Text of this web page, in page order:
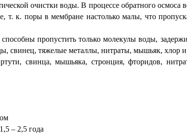
очистки воды. В процессе обратного осмоса
т. к. поры в мембране настолько малы, что
пропустить только молекулы воды,
свинец, тяжелые металлы, нитраты, мышьяк, хлор
свинца, мышьяка, стронция, фторидов,
1,5 – 2,5 года